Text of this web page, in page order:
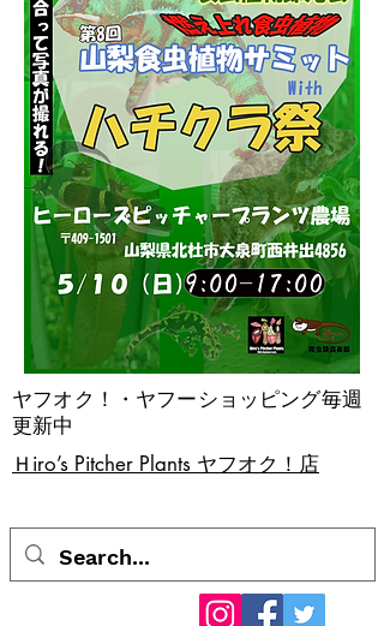
​Ｈiro’s Pitcher Plants ヤフオク！店
ヤフオク！・ヤフーショッピング毎週
更新中